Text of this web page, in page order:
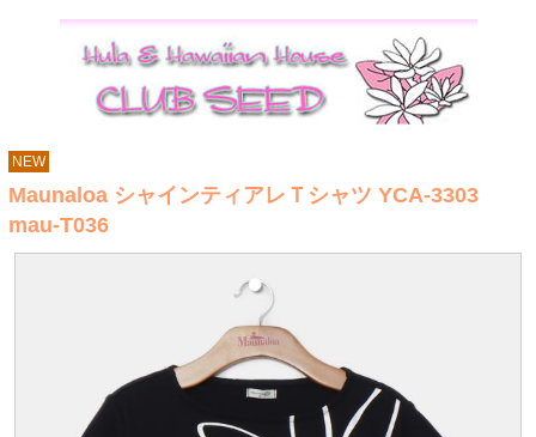
NEW
Maunaloa シャインティアレＴシャツ YCA-3303
mau-T036